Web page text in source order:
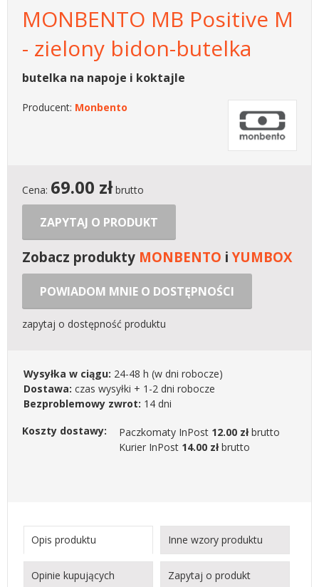
MONBENTO MB Positive M
- zielony bidon-butelka
butelka na napoje i koktajle
Producent: Monbento
Cena: 69.00 złbrutto
ZAPYTAJ O PRODUKT
Zobacz produkty MONBENTO iYUMBOX
POWIADOM MNIE O DOSTĘPNOŚCI
zapytaj o dostępność produktu
Wysyłka w ciągu: 24-48 h (w dni robocze)
Dostawa: czas wysyłki + 1-2 dni robocze
Bezproblemowy zwrot: 14 dni
Koszty dostawy:
Paczkomaty InPost 12.00 złbrutto
Kurier InPost 14.00 złbrutto
Opis produktu Inne wzory produktu
Opinie kupujących Zapytaj o produkt